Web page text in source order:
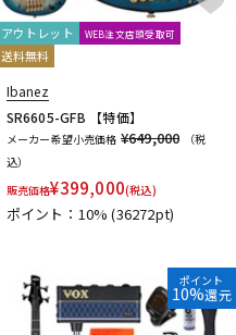
アウトレット WEB注文店頭受取可
送料無料
Ibanez
SR6605-GFB 【特価】
メーカー希望小売価格 ¥649,000
（税
込）
販売価格¥399,000(税込)
ポイント：10%(36272pt)
ポイント
10%還元